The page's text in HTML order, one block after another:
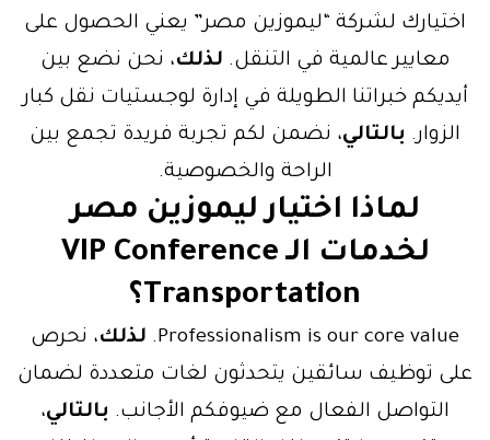
لشركة “ليموزين مصر” يعني الحصول على
معايير عالمية في التنقل.لذلك، نحن نضع بين
خبراتنا الطويلة في إدارة لوجستيات نقل كبار
الزوار.بالتالي، نضمن لكم تجربة فريدة تجمع بين
الراحة والخصوصية.
لماذا اختيار ليموزين مصر
لخدمات الـ VIP Conference
Transportation؟
Professionalism is our core value. لذلك، نحرص
توظيف سائقين يتحدثون لغات متعددة لضمان
التواصل الفعال مع ضيوفكم الأجانب.بالتالي،